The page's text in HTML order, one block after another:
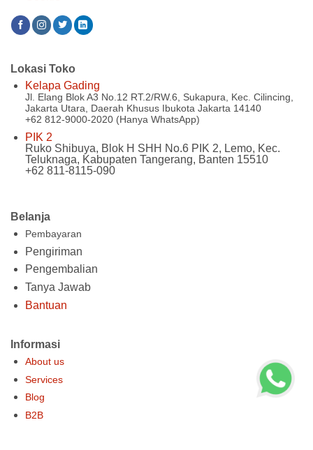
Belanja
Pembayaran
Pengiriman
Pengembalian
Tanya Jawab
Bantuan
Informasi
About us
Services
Blog
B2B
Lokasi Toko
Kelapa Gading
Jl. Elang Blok A3 No.12 RT.2/RW.6, Sukapura, Kec. Cilincing,
Jakarta Utara, Daerah Khusus Ibukota Jakarta 14140
+62 812-9000-2020 (Hanya WhatsApp)
PIK 2
Ruko Shibuya, Blok H SHH No.6 PIK 2, Lemo, Kec.
Teluknaga, Kabupaten Tangerang, Banten 15510
+62 811-8115-090